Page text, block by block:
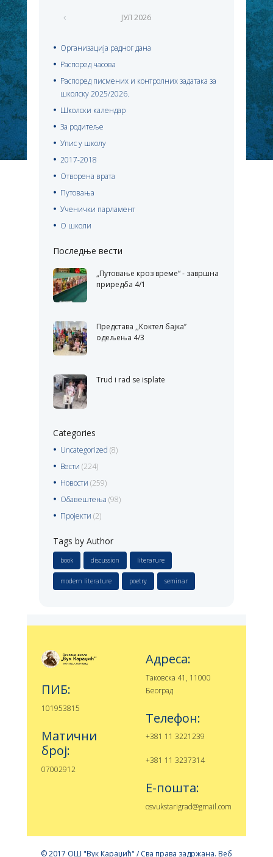
ЈУЛ 2026
Организација радног дана
Распоред часова
Распоред писмених и контролних задатака за
школску 2025/2026.
Школски календар
За родитеље
Упис у школу
2017-2018
Отворена врата
Путовања
Ученички парламент
О школи
Последње вести
„Путовање кроз време“ - завршна
приредба 4/1
Представа ,,Коктел бајка’’
одељења 4/3
Trud i rad se isplate
Categories
Uncategorized (8)
Вести (224)
Новости (259)
Обавештења (98)
Пројекти (2)
Tags by Author
book discussion literarure
modern literature poetry seminar
ПИБ:
101953815
Матични
број:
07002912
Адреса:
Таковска 41, 11000
Београд
Телефон:
+381 11 3221239
+381 11 3237314
Е-пошта:
osvukstarigrad@gmail.com
© 2017 ОШ "Вук Караџић" / Сва права задржана. Веб